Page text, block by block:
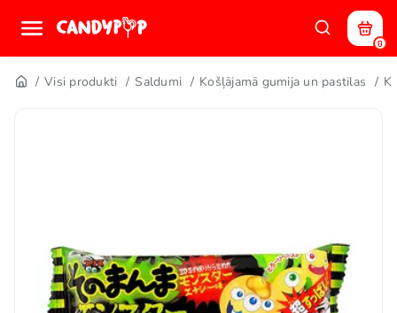
0
Visi produkti Saldumi Košļājamā gumija un pastilas